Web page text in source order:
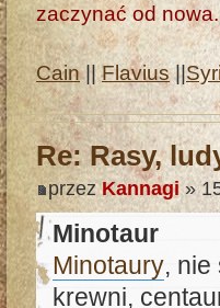
zaczynać od nowa.
Cain||Flavius||
Re: Rasy,
przezKannagi »
Minotaur
Minotaury, nie
krewni,